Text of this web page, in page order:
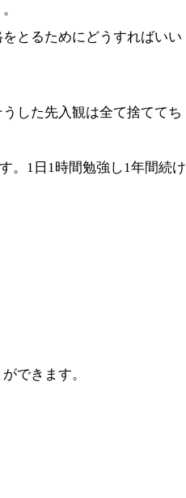
とるためにどうすればいい
した先入観は全て捨ててち
。1日1時間勉強し1年間続け
できます。